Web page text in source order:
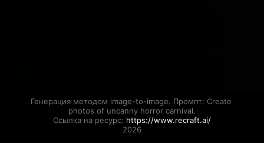
Генерация методом image-to-image. Промпт: Create
photos of uncanny horror carnival.
Ссылка на ресурс: https://www.recraft.ai/
2026